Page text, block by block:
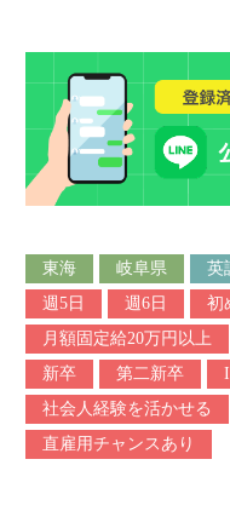
東海 岐阜県 英
週5日
週6日
初
月額固定給20万円以上
新卒
第二新卒
社会人経験を活かせる
直雇用チャンスあり